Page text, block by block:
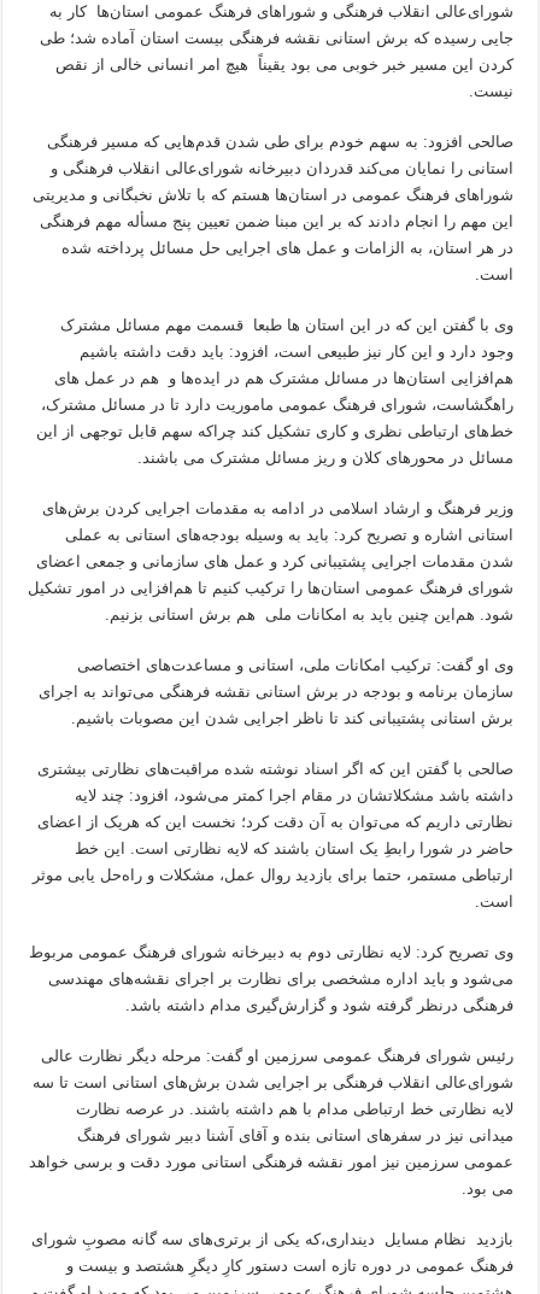
شورای‌عالی انقلاب فرهنگی و شوراهای فرهنگ عمومی استان‌ها کار به
جایی رسیده که برش استانی نقشه فرهنگی بیست استان آماده شد؛ طی
کردن این مسیر خبر خوبی می بود یقیناً هیچ امر انسانی خالی از نقص
نیست.
صالحی افزود: به سهم خودم برای طی شدن قدم‌هایی که مسیر فرهنگی
استانی را نمایان می‌کند قدردان دبیرخانه شورای‌عالی انقلاب فرهنگی و
شوراهای فرهنگ عمومی در استان‌ها هستم که با تلاش نخبگانی و مدیریتی
این مهم را انجام دادند که بر این مبنا ضمن تعیین پنج مسأله مهم فرهنگی
در هر استان، به الزامات و عمل های اجرایی حل مسائل پرداخته شده
است.
وی با گفتن این که در این استان ‌ها طبعا قسمت مهم مسائل مشترک
وجود دارد و این کار نیز طبیعی است، افزود: باید دقت داشته باشیم
هم‌افزایی استان‌ها در مسائل مشترک هم در ایده‌ها و هم در عمل های
راهگشاست، شورای فرهنگ عمومی ماموریت دارد تا در مسائل مشترک،
خط‌های ارتباطی نظری و کاری تشکیل کند چراکه سهم قابل توجهی از این
مسائل در محورهای کلان و ریز مسائل مشترک می باشند.
وزیر فرهنگ و ارشاد اسلامی در ادامه به مقدمات اجرایی کردن برش‌های
استانی اشاره و تصریح کرد: باید به وسیله بودجه‌های استانی به عملی
شدن مقدمات اجرایی پشتیبانی کرد و عمل های سازمانی و جمعی اعضای
شورای فرهنگ عمومی استان‌ها را ترکیب کنیم تا هم‌افزایی در امور تشکیل
شود. هم‌این چنین باید به امکانات ملی هم برش استانی بزنیم.
وی او گفت: ترکیب امکانات ملی، استانی و مساعدت‌های اختصاصی
سازمان برنامه و بودجه در برش استانی نقشه فرهنگی می‌تواند به اجرای
برش استانی پشتیبانی کند تا ناظر اجرایی شدن این مصوبات باشیم.
صالحی با گفتن این که اگر اسناد نوشته شده مراقبت‌های نظارتی بیشتری
داشته باشد مشکلاتشان در مقام اجرا کمتر می‌شود، افزود: چند لایه
نظارتی داریم که می‌توان به آن دقت کرد؛ نخست این که هریک از اعضای
حاضر در شورا رابطِ یک استان باشند که لایه نظارتی است. این خط
ارتباطی مستمر، حتما برای بازدید روال عمل، مشکلات و راه‌حل یابی موثر
است.
وی تصریح کرد: لایه نظارتی دوم به دبیرخانه شورای فرهنگ عمومی مربوط
می‌شود و باید اداره مشخصی برای نظارت بر اجرای نقشه‌های مهندسی
فرهنگی درنظر گرفته شود و گزارش‌گیری مدام داشته باشد.
رئیس شورای فرهنگ عمومی سرزمین او گفت: مرحله دیگر نظارت عالی
شورای‌عالی انقلاب فرهنگی بر اجرایی شدن برش‌های استانی است تا سه
لایه نظارتی خط ارتباطی مدام با هم داشته باشند. در عرصه نظارت
میدانی نیز در سفرهای استانی بنده و آقای آشنا دبیر شورای فرهنگ
عمومی سرزمین نیز امور نقشه فرهنگی استانی مورد دقت و برسی خواهد
می بود.
بازدید نظام مسایل دینداری،که یکی از برتری‌های سه گانه مصوبِ شورای
فرهنگ عمومی در دوره تازه است دستور کار‌ِ دیگرِ هشتصد و بیست و